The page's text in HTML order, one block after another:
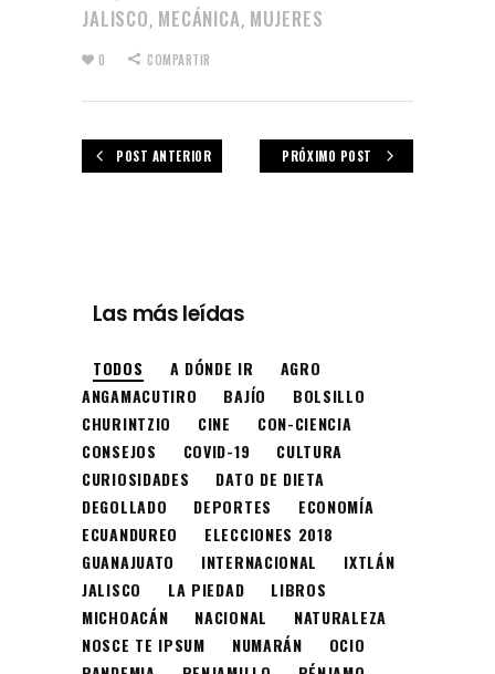
JALISCO, MECÁNICA, MUJERES
0 COMPARTIR
POST ANTERIOR PRÓXIMO POST
Las más leídas
TODOS A DÓNDE IR
AGRO
ANGAMACUTIRO
BAJÍO
BOLSILLO
CHURINTZIO
CINE
CON-CIENCIA
CONSEJOS
COVID-19
CULTURA
CURIOSIDADES
DATO DE DIETA
DEGOLLADO
DEPORTES
ECONOMÍA
ECUANDUREO
ELECCIONES 2018
GUANAJUATO
INTERNACIONAL
IXTLÁN
JALISCO
LA PIEDAD
LIBROS
MICHOACÁN
NACIONAL
NATURALEZA
NOSCE TE IPSUM
NUMARÁN
OCIO